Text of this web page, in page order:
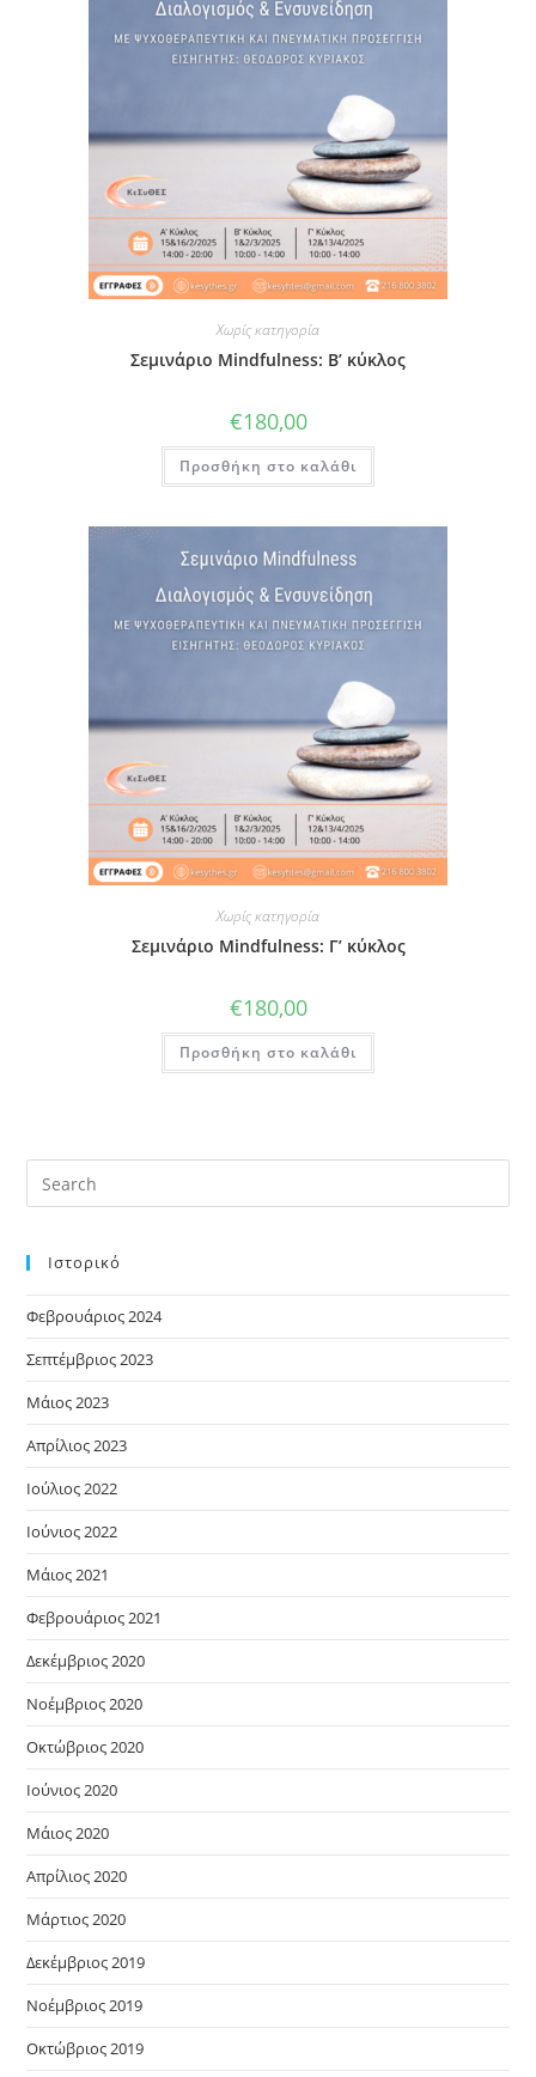
Χωρίς κατηγορία
Σεμινάριο Mindfulness: Β’ κύκλος
€180,00
Προσθήκη στο καλάθι
Χωρίς κατηγορία
Σεμινάριο Mindfulness: Γ’ κύκλος
€180,00
Προσθήκη στο καλάθι
Ιστορικό
Φεβρουάριος 2024
Σεπτέμβριος 2023
Μάιος 2023
Απρίλιος 2023
Ιούλιος 2022
Ιούνιος 2022
Μάιος 2021
Φεβρουάριος 2021
Δεκέμβριος 2020
Νοέμβριος 2020
Οκτώβριος 2020
Ιούνιος 2020
Μάιος 2020
Απρίλιος 2020
Μάρτιος 2020
Δεκέμβριος 2019
Νοέμβριος 2019
Οκτώβριος 2019